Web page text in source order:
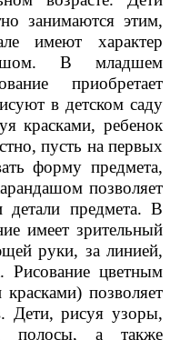
занимаются этим,
имеют характер
В младшем
приобретает
в детском саду
красками, ребенок
пусть на первых
форму предмета,
позволяет
детали предмета. В
имеет зрительный
руки, за линией,
Рисование цветным
позволяет
Дети, рисуя узоры,
полосы, а также